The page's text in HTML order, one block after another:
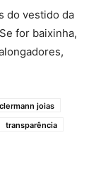
do vestido da
for baixinha,
joias
transparência